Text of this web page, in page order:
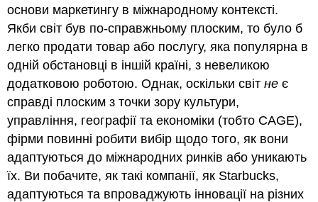
основи маркетингу в міжнародному контексті.
Якби світ був по-справжньому плоским, то було б
легко продати товар або послугу, яка популярна в
одній обстановці в іншій країні, з невеликою
додатковою роботою. Однак, оскільки світне є
справді плоским з точки зору культури,
управління, географії та економіки (тобто CAGE),
фірми повинні робити вибір щодо того, як вони
адаптуються до міжнародних ринків або уникають
їх. Ви побачите, як такі компанії, як Starbucks,
адаптуються та впроваджують інновації на різних